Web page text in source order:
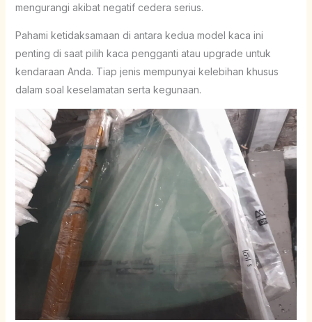
mengurangi akibat negatif cedera serius.
Pahami ketidaksamaan di antara kedua model kaca ini
penting di saat pilih kaca pengganti atau upgrade untuk
kendaraan Anda. Tiap jenis mempunyai kelebihan khusus
dalam soal keselamatan serta kegunaan.